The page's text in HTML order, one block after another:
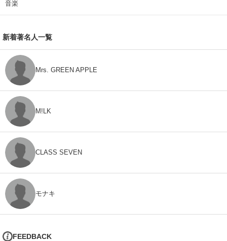
音楽
新着著名人一覧
Mrs. GREEN APPLE
M!LK
CLASS SEVEN
モナキ
FEEDBACK